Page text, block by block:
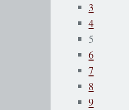
3
4
5
6
7
8
9